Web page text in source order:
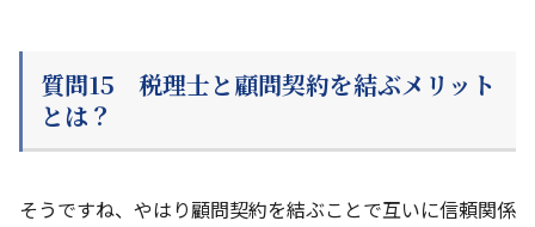
質問15 税理士と顧問契約を結ぶメリット
とは？
そうですね、やはり顧問契約を結ぶことで互いに信頼関係